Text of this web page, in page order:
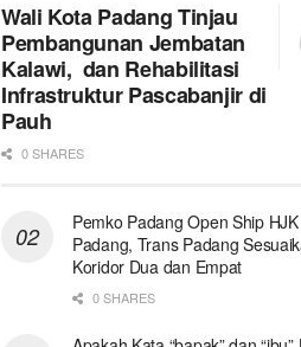
Wali Kota Padang Tinjau
Pembangunan Jembatan
Kalawi, dan Rehabilitasi
Infrastruktur Pascabanjir di
Pauh
0 SHARES
Pemko Padang Open Ship HJK
Padang, Trans Padang
Koridor Dua dan Empat
0 SHARES